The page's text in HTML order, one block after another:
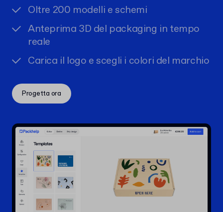
Oltre 200 modelli e schemi
Anteprima 3D del packaging in tempo
reale
Carica il logo e scegli i colori del marchio
Progetta ora